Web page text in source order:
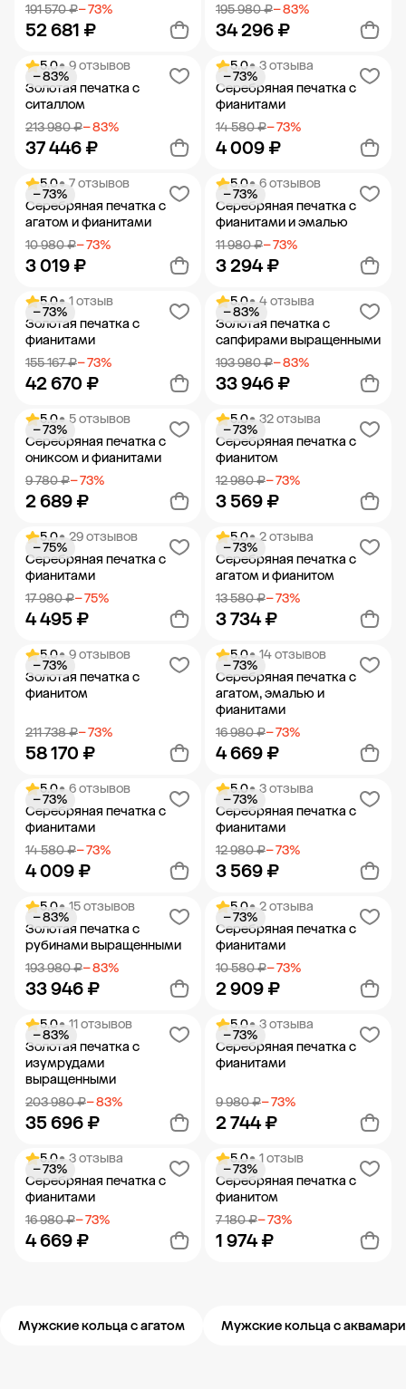
191 570 ₽− 73%
52 681 ₽
Добавить в корзину
195 980 ₽− 83%
34 296 ₽
Добавить в корзину
5.0• 9 отзывов
Золотая печатка с
ситаллом
213 980 ₽− 83%
37 446 ₽
− 83%
Добавить в корзину
5.0• 3 отзыва
Серебряная печатка с
фианитами
14 580 ₽− 73%
4 009 ₽
− 73%
Добавить в корзину
5.0• 7 отзывов
Серебряная печатка с
агатом и фианитами
10 980 ₽− 73%
3 019 ₽
− 73%
Добавить в корзину
5.0• 6 отзывов
Серебряная печатка с
фианитами и эмалью
11 980 ₽− 73%
3 294 ₽
− 73%
Добавить в корзину
5.0• 1 отзыв
Золотая печатка с
фианитами
155 167 ₽− 73%
42 670 ₽
− 73%
Добавить в корзину
5.0• 4 отзыва
Золотая печатка с
сапфирами выращенными
193 980 ₽− 83%
33 946 ₽
− 83%
Добавить в корзину
5.0• 5 отзывов
Серебряная печатка с
ониксом и фианитами
9 780 ₽− 73%
2 689 ₽
− 73%
Добавить в корзину
5.0• 32 отзыва
Серебряная печатка с
фианитом
12 980 ₽− 73%
3 569 ₽
− 73%
Добавить в корзину
5.0• 29 отзывов
Серебряная печатка с
фианитами
17 980 ₽− 75%
4 495 ₽
− 75%
Добавить в корзину
5.0• 2 отзыва
Серебряная печатка с
агатом и фианитом
13 580 ₽− 73%
3 734 ₽
− 73%
Добавить в корзину
5.0• 9 отзывов
Золотая печатка с
фианитом
211 738 ₽− 73%
58 170 ₽
− 73%
Добавить в корзину
5.0• 14 отзывов
Серебряная печатка с
агатом, эмалью и
фианитами
16 980 ₽− 73%
4 669 ₽
− 73%
Добавить в корзину
5.0• 6 отзывов
Серебряная печатка с
фианитами
14 580 ₽− 73%
4 009 ₽
− 73%
Добавить в корзину
5.0• 3 отзыва
Серебряная печатка с
фианитами
12 980 ₽− 73%
3 569 ₽
− 73%
Добавить в корзину
5.0• 15 отзывов
Золотая печатка с
рубинами выращенными
193 980 ₽− 83%
33 946 ₽
− 83%
Добавить в корзину
5.0• 2 отзыва
Серебряная печатка с
фианитами
10 580 ₽− 73%
2 909 ₽
− 73%
Добавить в корзину
5.0• 11 отзывов
Золотая печатка с
изумрудами
выращенными
203 980 ₽− 83%
35 696 ₽
− 83%
Добавить в корзину
5.0• 3 отзыва
Серебряная печатка с
фианитами
9 980 ₽− 73%
2 744 ₽
− 73%
Добавить в корзину
5.0• 3 отзыва
Серебряная печатка с
фианитами
16 980 ₽− 73%
4 669 ₽
− 73%
5.0• 1 отзыв
Серебряная печатка с
фианитом
7 180 ₽− 73%
1 974 ₽
− 73%
Мужские кольца с агатом Мужские кольца с